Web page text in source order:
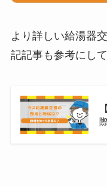
より詳しい給湯器
記記事も参考にし